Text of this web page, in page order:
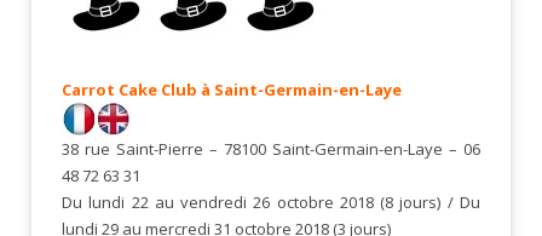
Carrot Cake Club à Saint-Germain-en-Laye
38 rue Saint-Pierre – 78100 Saint-Germain-en-Laye – 06
48 72 63 31
Du lundi 22 au vendredi 26 octobre 2018 (8 jours) / Du
lundi 29 au mercredi 31 octobre 2018 (3 jours)